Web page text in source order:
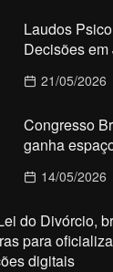
Laudos
Decisões em
21/05/2026
Congresso
ganha
14/05/2026
do Divórcio,
para
digitais